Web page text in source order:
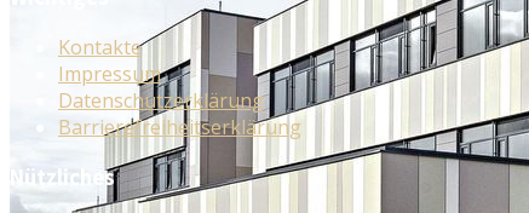
Kontakte
Impressum
Datenschutzerklärung
Barrierefreiheitserklärung
Nützliches